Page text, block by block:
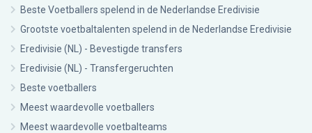
Beste Voetballers spelend in de Nederlandse Eredivisie
Grootste voetbaltalenten spelend in de Nederlandse Eredivisie
Eredivisie (NL) - Bevestigde transfers
Eredivisie (NL) - Transfergeruchten
Beste voetballers
Meest waardevolle voetballers
Meest waardevolle voetbalteams